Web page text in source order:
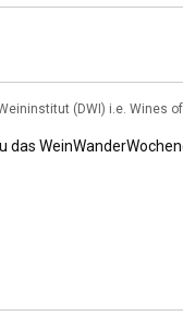
(DWI) i.e. Wines of
das